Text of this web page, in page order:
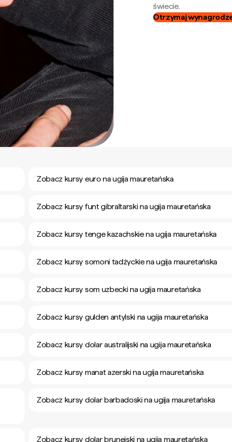
świecie.
Otrzymaj
Zobacz kursy euro na ugija mauretańska
Zobacz kursy funt gibraltarski na ugija mauretańska
Zobacz kursy tenge kazachskie na ugija mauretańska
Zobacz kursy somoni tadżyckie na ugija mauretańska
Zobacz kursy som uzbecki na ugija mauretańska
Zobacz kursy gulden antylski na ugija mauretańska
Zobacz kursy dolar australijski na ugija mauretańska
Zobacz kursy manat azerski na ugija mauretańska
Zobacz kursy dolar barbadoski na ugija mauretańska
Zobacz kursy dolar brunejski na ugija mauretańska